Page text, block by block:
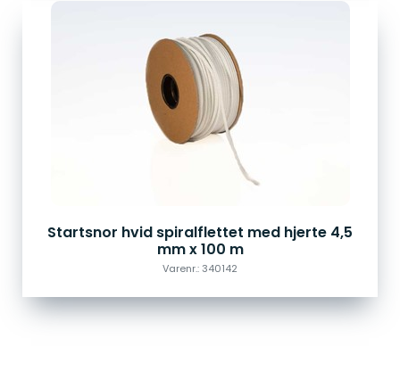
Startsnor hvid spiralflettet med hjerte 4,5
mm x 100 m
Varenr.: 340142